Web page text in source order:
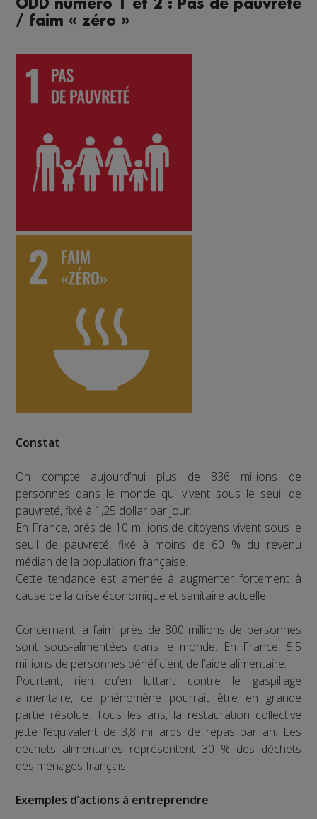
ODD numéro 1 et 2 : Pas de pauvreté
/ faim « zéro »
Constat
On compte aujourd’hui plus de 836 millions de
personnes dans le monde qui vivent sous le seuil de
pauvreté, fixé à 1,25 dollar par jour.
En France, près de 10 millions de citoyens vivent sous le
seuil de pauvreté, fixé à moins de 60 % du revenu
médian de la population française.
Cette tendance est amenée à augmenter fortement à
cause de la crise économique et sanitaire actuelle.
Concernant la faim, près de 800 millions de personnes
sont sous-alimentées dans le monde. En France, 5,5
millions de personnes bénéficient de l’aide alimentaire.
Pourtant, rien qu’en luttant contre le gaspillage
alimentaire, ce phénomène pourrait être en grande
partie résolue. Tous les ans, la restauration collective
jette l’équivalent de 3,8 milliards de repas par an. Les
déchets alimentaires représentent 30 % des déchets
des ménages français.
Exemples d’actions à entreprendre